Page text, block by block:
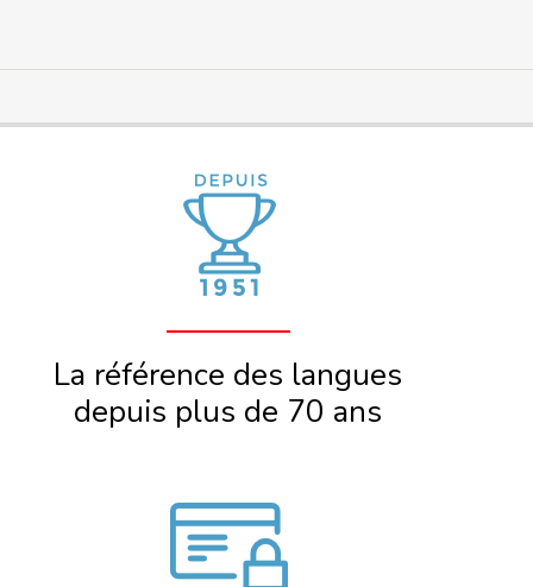
La référence des langues
depuis plus de 70 ans